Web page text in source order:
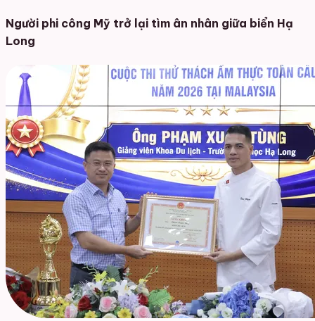
Người phi công Mỹ trở lại tìm ân nhân giữa biển Hạ
Long